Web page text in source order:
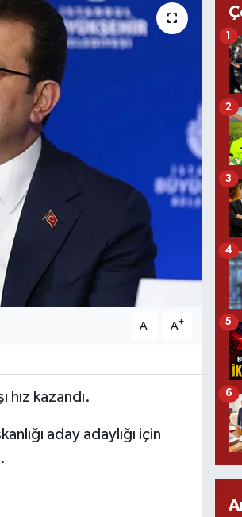
A- A+
hız kazandı.
aday adaylığı için
1
2
3
4
5
6